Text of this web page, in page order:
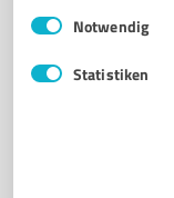
Impressum
Einwilligungsauswahl
Notwendig
Statistiken
Sie möchten
Registrieren Sie
Kunden